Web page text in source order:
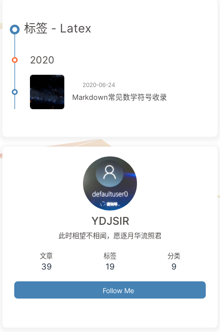
标签 - Latex
2020
2020-06-24
Markdown常见数学符号收录
YDJSIR
此时相望不相闻，愿逐月华流照君
文章
39
标签
19
分类
9
Follow Me